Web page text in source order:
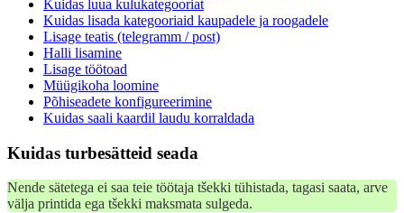
Kuidas luua kulukategooriat
Kuidas lisada kategooriaid kaupadele ja roogadele
Lisage teatis (telegramm / post)
Halli lisamine
Lisage töötoad
Müügikoha loomine
Põhiseadete konfigureerimine
Kuidas saali kaardil laudu korraldada
Kuidas turbesätteid seada
Nende sätetega ei saa teie töötaja tšekki tühistada, tagasi saata, arve
välja printida ega tšekki maksmata sulgeda.